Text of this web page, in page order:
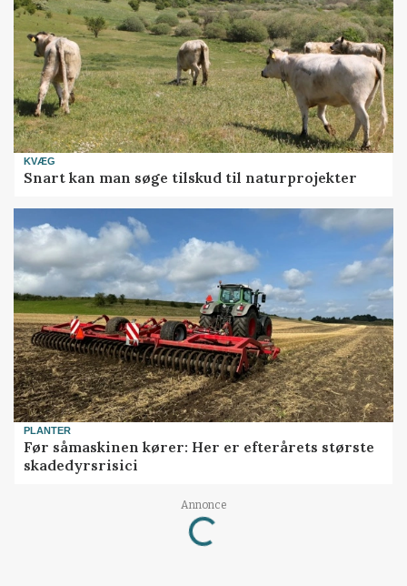
KVÆG
Snart kan man søge tilskud til naturprojekter
PLANTER
Før såmaskinen kører: Her er efterårets største
skadedyrsrisici
Annonce
Loading...